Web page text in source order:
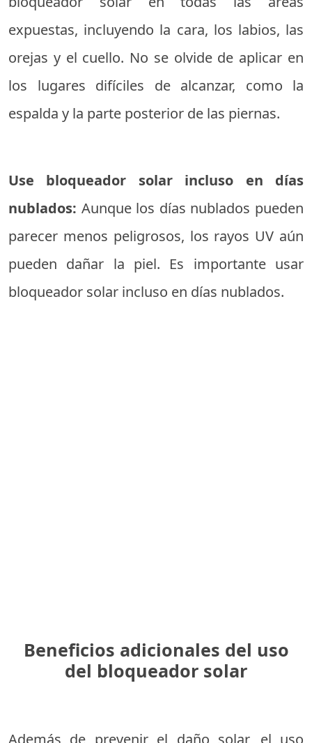
expuestas, incluyendo la cara, los labios, las
orejas y el cuello. No se olvide de aplicar en
los lugares difíciles de alcanzar, como la
espalda y la parte posterior de las piernas.
Use bloqueador solar incluso en días
nublados: Aunque los días nublados pueden
parecer menos peligrosos, los rayos UV aún
pueden dañar la piel. Es importante usar
bloqueador solar incluso en días nublados.
Beneficios adicionales del uso
del bloqueador solar
Además de prevenir el daño solar, el uso